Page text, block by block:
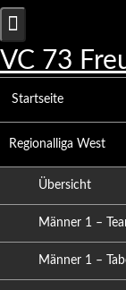
Skip
content
VC 73
Startseite
Regionalliga West
Übersicht
Männer 1 –
Männer 1 –